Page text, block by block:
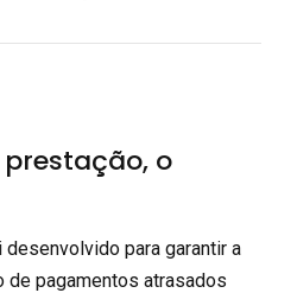
o
para garantir a
de pagamentos atrasados